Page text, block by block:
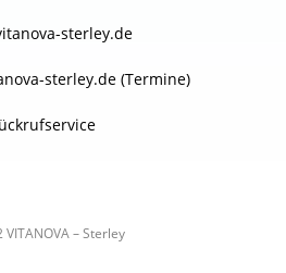
sterley.de
sterley.de(Termine)
VITANOVA – Sterley